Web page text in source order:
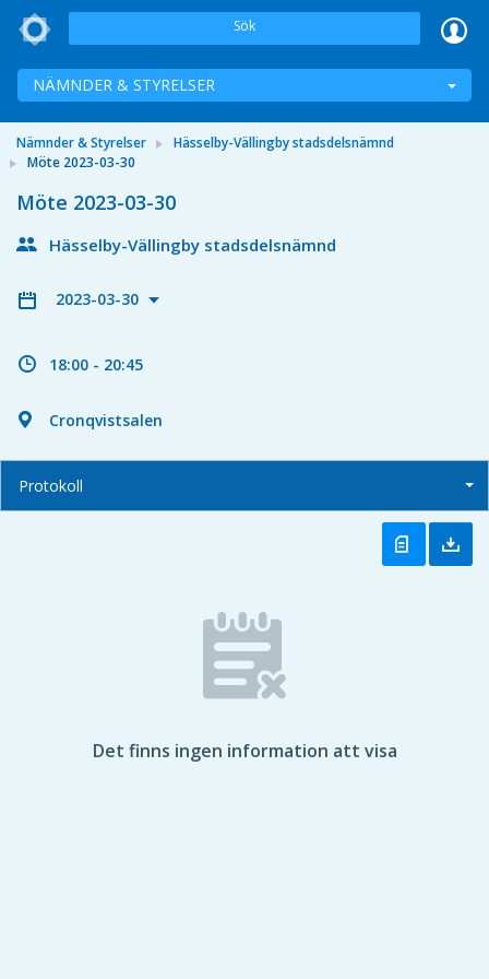
Sök
NÄMNDER & STYRELSER
Nämnder & Styrelser
Hässelby-Vällingby stadsdelsnämnd
Möte 2023-03-30
Möte 2023-03-30
Hässelby-Vällingby stadsdelsnämnd
2023-03-30
18:00 - 20:45
Cronqvistsalen
Protokoll
Det finns ingen information att visa